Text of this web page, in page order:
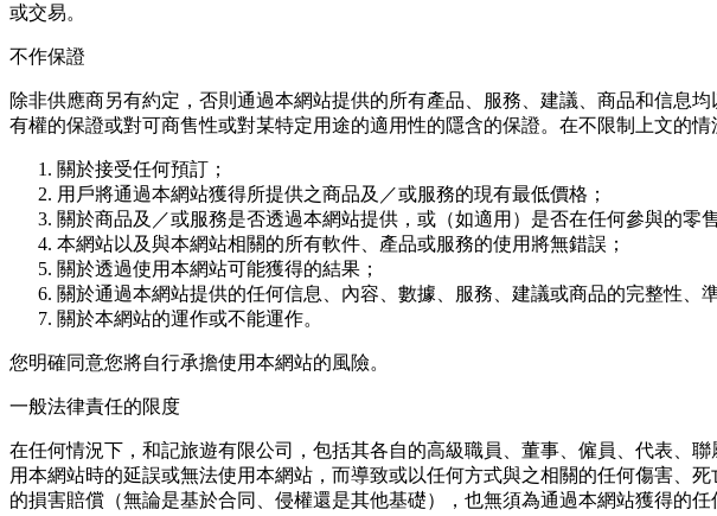
或交易。
不作保證
除非供應商另有約定，否則通過本網站提供的所有產品、服務、建議、商品和信息
有權的保證或對可商售性或對某特定⽤途的適⽤性的隱含的保證。在不限制上文的
關於接受任何預訂；
⽤⼾將通過本網站獲得所提供之商品及／或服務的現有最低價格；
關於商品及／或服務是否透過本網站提供，或（如適⽤）是否在任何參與的零
本網站以及與本網站相關的所有軟件、產品或服務的使⽤將無錯誤；
關於透過使⽤本網站可能獲得的結果；
關於通過本網站提供的任何信息、內容、數據、服務、建議或商品的完整性、
關於本網站的運作或不能運作。
您明確同意您將⾃⾏承擔使⽤本網站的風險。
⼀般法律責任的限度
在任何情況下，和記旅遊有限公司，包括其各⾃的⾼級職員、董事、僱員、代表、
⽤本網站時的延誤或無法使⽤本網站，⽽導致或以任何⽅式與之相關的任何傷害、
的損害賠償（無論是基於合同、侵權還是其他基礎），也無須為通過本網站獲得的